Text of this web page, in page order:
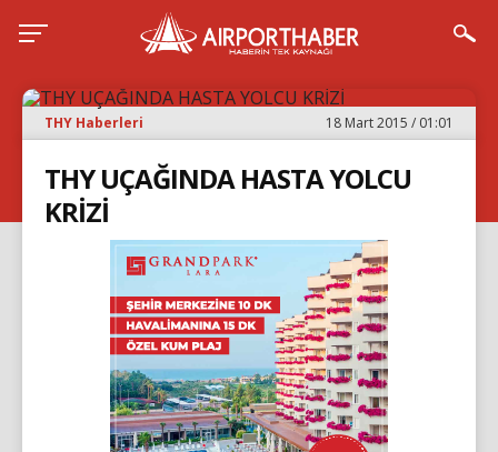
THY Haberleri 18 Mart 2015 / 01:01
THY UÇAĞINDA HASTA YOLCU
KRİZİ